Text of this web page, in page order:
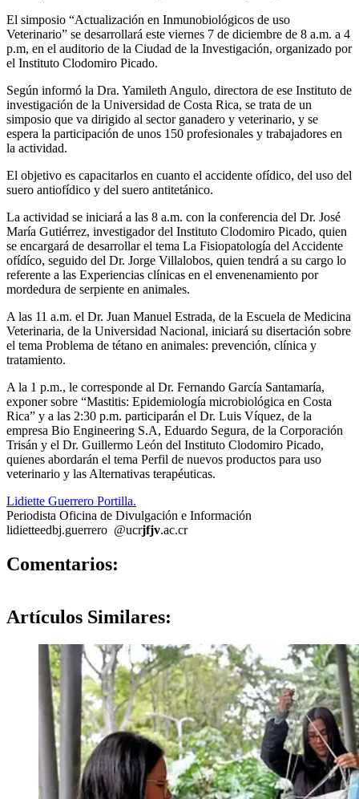
El simposio “Actualización en Inmunobiológicos de uso
Veterinario” se desarrollará este viernes 7 de diciembre de 8 a.m. a 4
p.m, en el auditorio de la Ciudad de la Investigación, organizado por
el Instituto Clodomiro Picado.
Según informó la Dra. Yamileth Angulo, directora de ese Instituto de
investigación de la Universidad de Costa Rica, se trata de un
simposio que va dirigido al sector ganadero y veterinario, y se
espera la participación de unos 150 profesionales y trabajadores en
la actividad.
El objetivo es capacitarlos en cuanto el accidente ofídico, del uso del
suero antiofídico y del suero antitetánico.
La actividad se iniciará a las 8 a.m. con la conferencia del Dr. José
María Gutiérrez, investigador del Instituto Clodomiro Picado, quien
se encargará de desarrollar el tema La Fisiopatología del Accidente
ofídíco, seguido del Dr. Jorge Villalobos, quien tendrá a su cargo lo
referente a las Experiencias clínicas en el envenenamiento por
mordedura de serpiente en animales.
A las 11 a.m. el Dr. Juan Manuel Estrada, de la Escuela de Medicina
Veterinaria, de la Universidad Nacional, iniciará su disertación sobre
el tema Problema de tétano en animales: prevención, clínica y
tratamiento.
A la 1 p.m., le corresponde al Dr. Fernando García Santamaría,
exponer sobre “Mastitis: Epidemiología microbiológica en Costa
Rica” y a las 2:30 p.m. participarán el Dr. Luis Víquez, de la
empresa Bio Engineering S.A, Eduardo Segura, de la Corporación
Trisán y el Dr. Guillermo León del Instituto Clodomiro Picado,
quienes abordarán el tema Perfil de nuevos productos para uso
veterinario y las Alternativas terapéuticas.
Lidiette Guerrero Portilla.
Periodista Oficina de Divulgación e Información
lidietteedbj.guerrero @ucrjfjv.ac.cr
Comentarios:
Artículos Similares: